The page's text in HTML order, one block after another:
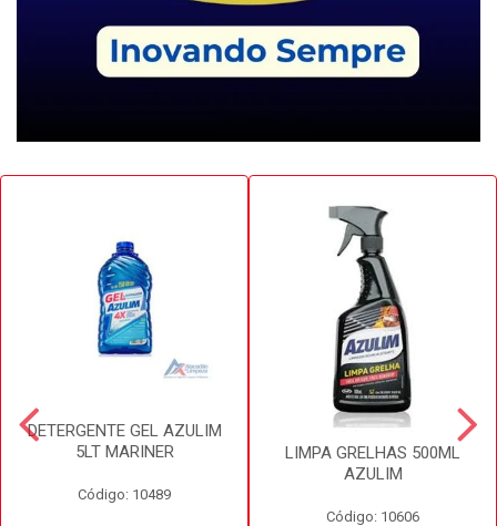
DETERGENTE GEL AZULIM
5LT MARINER
Código: 10489
LIMPA GRELHAS 500ML
AZULIM
Código: 10606